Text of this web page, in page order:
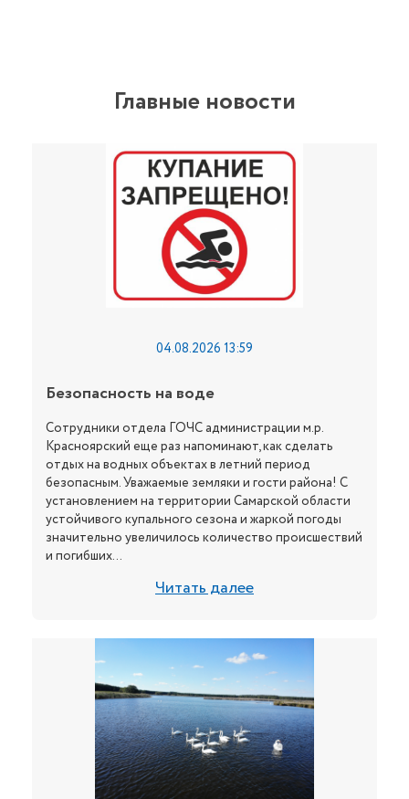
Главные новости
04.08.2026 13:59
Безопасность на воде
Сотрудники отдела ГОЧС администрации м.р.
Красноярский еще раз напоминают, как сделать
отдых на водных объектах в летний период
безопасным. Уважаемые земляки и гости района! С
установлением на территории Самарской области
устойчивого купального сезона и жаркой погоды
значительно увеличилось количество происшествий
и погибших...
Читать далее